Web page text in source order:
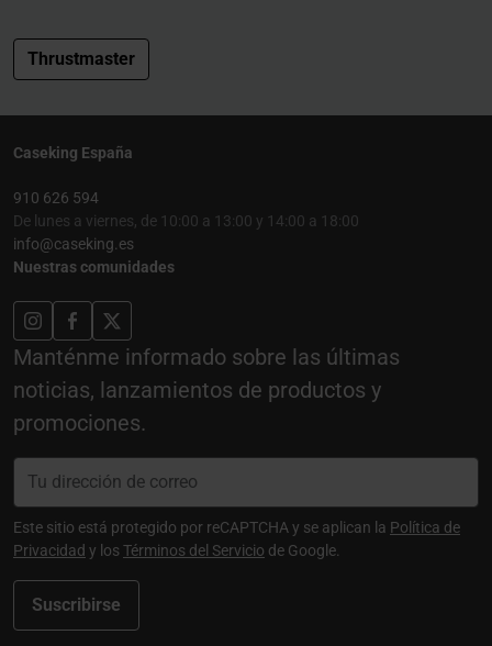
Thrustmaster
Caseking España
910 626 594
De lunes a viernes, de 10:00 a 13:00 y 14:00 a 18:00
info@caseking.es
Nuestras comunidades
Manténme informado sobre las últimas
noticias, lanzamientos de productos y
promociones.
Suscribirse
Este sitio está protegido por reCAPTCHA y se aplican la Política de
Privacidad y losTérminos del Servicio de Google.